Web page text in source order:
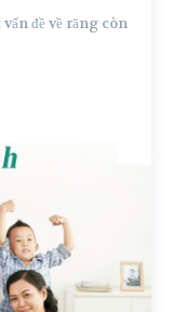
đề về răng còn